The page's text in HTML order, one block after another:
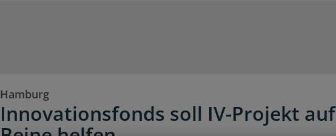
Hamburg
Innovationsfonds soll IV-Projekt